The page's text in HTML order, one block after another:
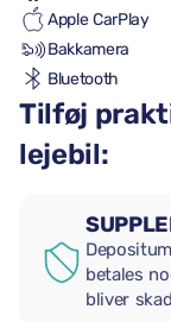
Apple CarPlay
Bakkamera
Bluetooth
Tilføj
lejebil:
betales
bliver